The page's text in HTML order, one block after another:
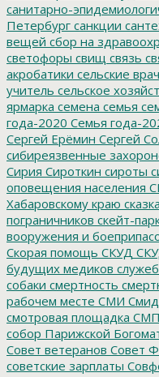
санитарно-
Петербург санкции
вещей сбор на
светофоры свищ связь
акробатики сельские
учитель сельское
ярмарка семена семья
года-2020 Семья года-
Сергей Ерёмин Сергей
сибиреязвенные
Сирия Сироткин сироты
оповещения населения
Хабаровскому краю сказка
пограничников скейт-
вооружения и
Скорая помощь СКУД
будущих медиков
собаки смертность
рабочем месте СМИ
смотровая площадка СМП
собор Парижской
Совет ветеранов Совет
советские зарплаты